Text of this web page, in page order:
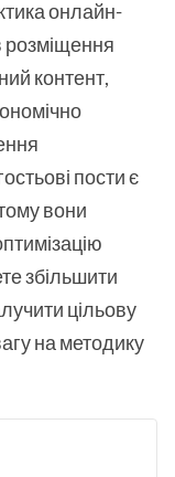
онлайн-
розміщення
контент,
пости є
вони
збільшити
цільову
на методику